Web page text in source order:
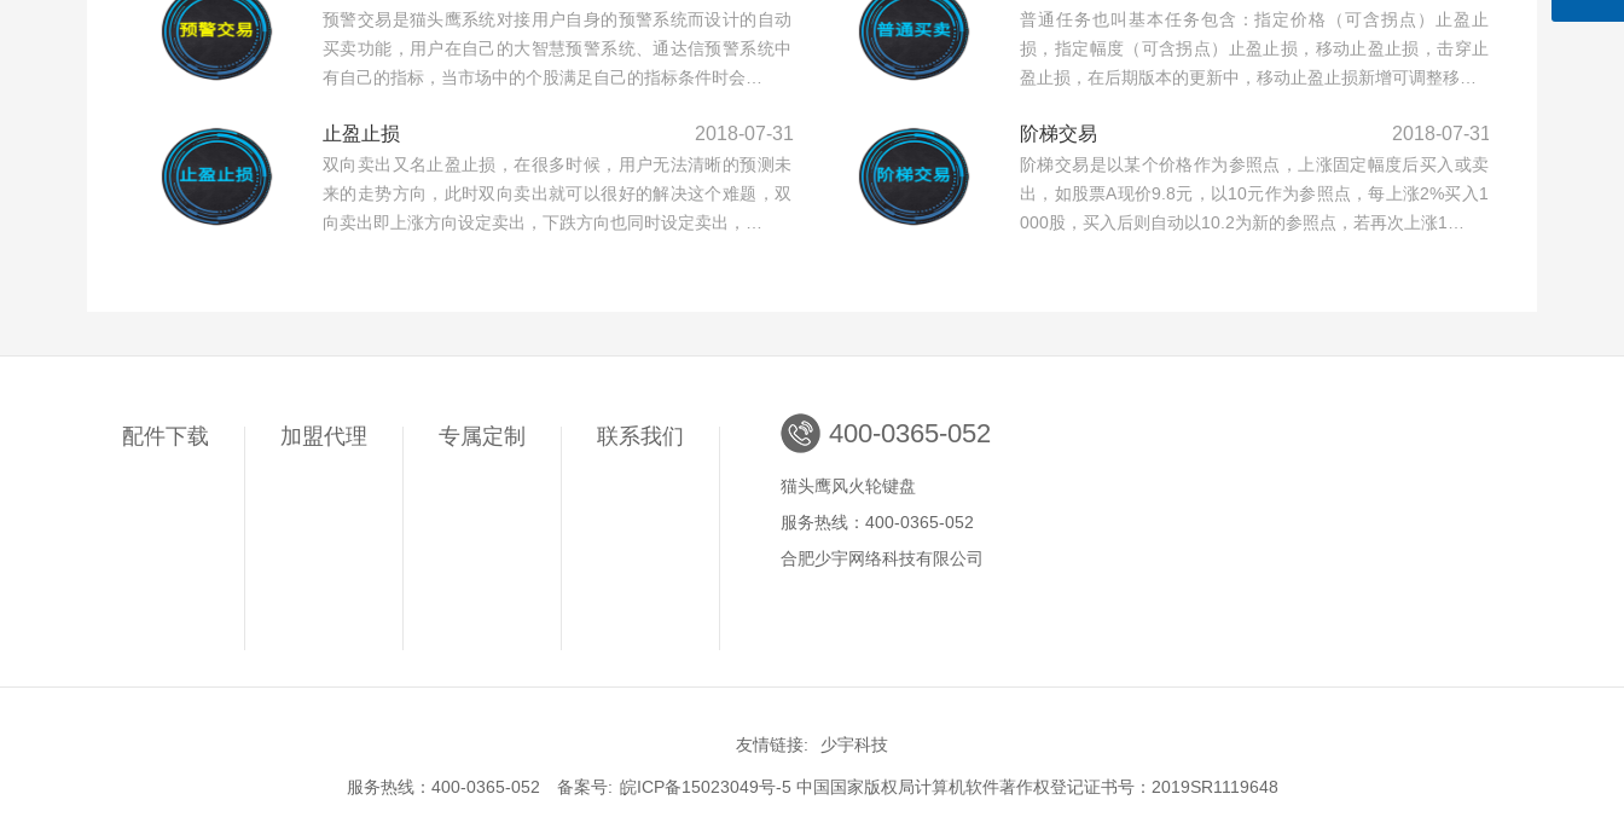
预警交易是猫头鹰系统对接用户自身的预警系统而设计的自动
买卖功能，用户在自己的大智慧预警系统、通达信预警系统中
有自己的指标，当市场中的个股满足自己的指标条件时会…
普通任务也叫基本任务包含：指定价格（可含拐点）止盈止
损，指定幅度（可含拐点）止盈止损，移动止盈止损，击穿止
盈止损，在后期版本的更新中，移动止盈止损新增可调整移…
止盈止损 2018-07-31
双向卖出又名止盈止损，在很多时候，用户无法清晰的预测未
来的走势方向，此时双向卖出就可以很好的解决这个难题，双
向卖出即上涨方向设定卖出，下跌方向也同时设定卖出，…
阶梯交易 2018-07-31
阶梯交易是以某个价格作为参照点，上涨固定幅度后买入或卖
出，如股票A现价9.8元，以10元作为参照点，每上涨2%买入1
000股，买入后则自动以10.2为新的参照点，若再次上涨1…
配件下载 加盟代理 专属定制 联系我们 400-0365-052
猫头鹰风火轮键盘
服务热线：400-0365-052
合肥少宇网络科技有限公司
友情链接: 少宇科技
服务热线：400-0365-052 备案号: 皖ICP备15023049号-5 中国国家版权局计算机软件著作权登记证书号：2019SR1119648